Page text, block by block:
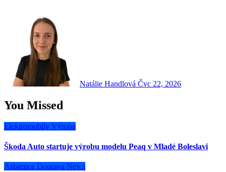
Natálie Handlová Čvc 22, 2026
You Missed
Elektromobily Výroba
Škoda Auto startuje výrobu modelu Peaq v Mladé Boleslavi
Asistence Doprava News